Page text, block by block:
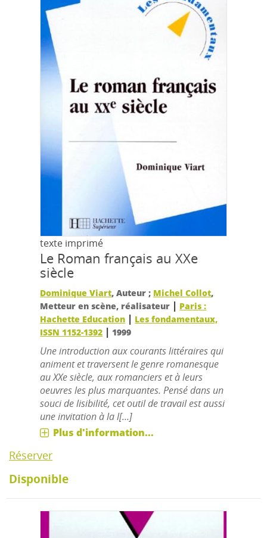
texte imprimé
Le Roman français au XXe
siècle
Dominique Viart, Auteur ; Michel Collot,
Metteur en scène, réalisateur | Paris :
Hachette Education | Les fondamentaux,
ISSN 1152-1392 | 1999
Une introduction aux courants littéraires qui
animent et traversent le genre romanesque
au XXe siècle, aux romanciers et à leurs
oeuvres les plus marquantes. Pensé dans un
souci de lisibilité, cet outil de travail est aussi
une invitation à la l[...]
Plus d'information...
Réserver
Disponible